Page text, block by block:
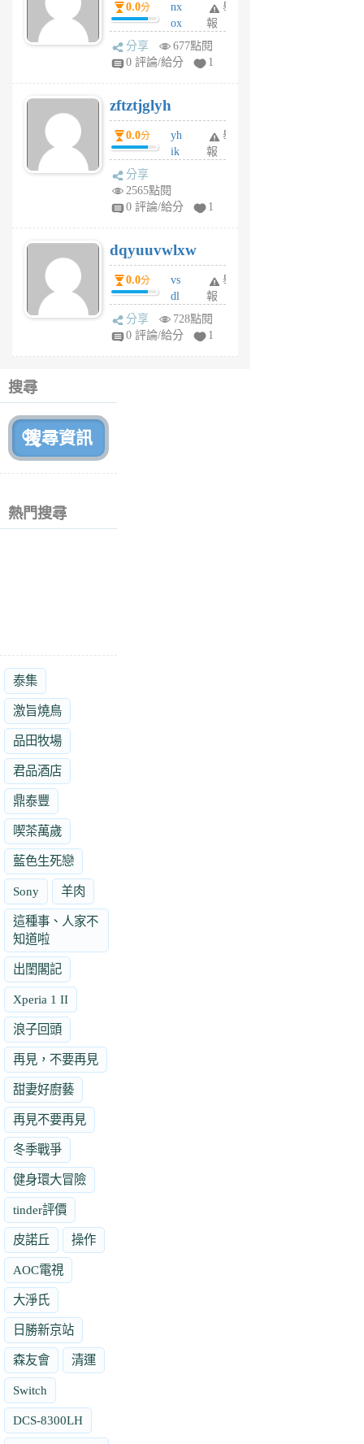
月
前
0.0分
nx
ox
rh
pe
月
前
舉
報
分享
677點閱
0 評論/給分
1
zftztjglyh
0.0分
yh
ik
tu
6
個
月
前
舉
報
分享
2565點閱
0 評論/給分
1
dqyuuvwlxw
0.0分
vs
dl
sq
fy
舉
報
分享
728點閱
0 評論/給分
1
搜尋
熱門搜尋
泰集
激旨燒鳥
品田牧場
君品酒店
鼎泰豐
喫茶萬歲
藍色生死戀
Sony 羊肉
這種事、人家不
知道啦
出閨閣記
Xperia 1 II
浪子回頭
再見，不要再見
甜妻好廚藝
再見不要再見
冬季戰爭
健身環大冒險
tinder評價
皮諾丘 操作
AOC電視
大淨氏
日勝新京站
森友會 清運
Switch
DCS-8300LH